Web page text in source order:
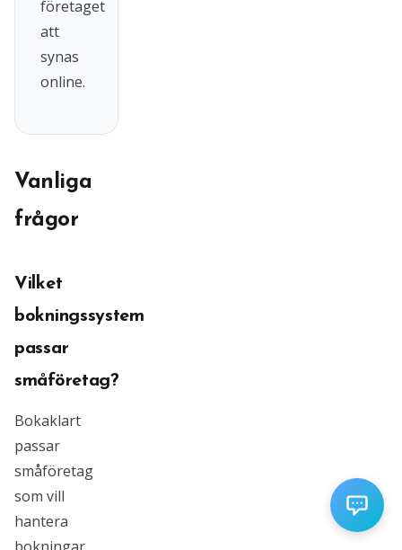
företaget
att
synas
online.
Vanliga
frågor
Vilket
bokningssystem
passar
småföretag?
Bokaklart
passar
småföretag
som vill
hantera